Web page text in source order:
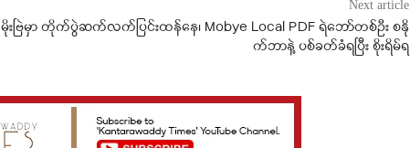
Next article
မိုးဗြဲမှာ တိုက်ပွဲဆက်လက်ပြင်းထန်နေ၊ Mobye Local PDF ရဲဘော်တစ်ဦး စနို
က်ဘာနဲ့ ပစ်ခတ်ခံရပြီး စိုးရိမ်ရ